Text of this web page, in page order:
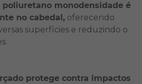
monodensidade é
no cabedal, oferecendo
superfícies e reduzindo o
protege contra impactos